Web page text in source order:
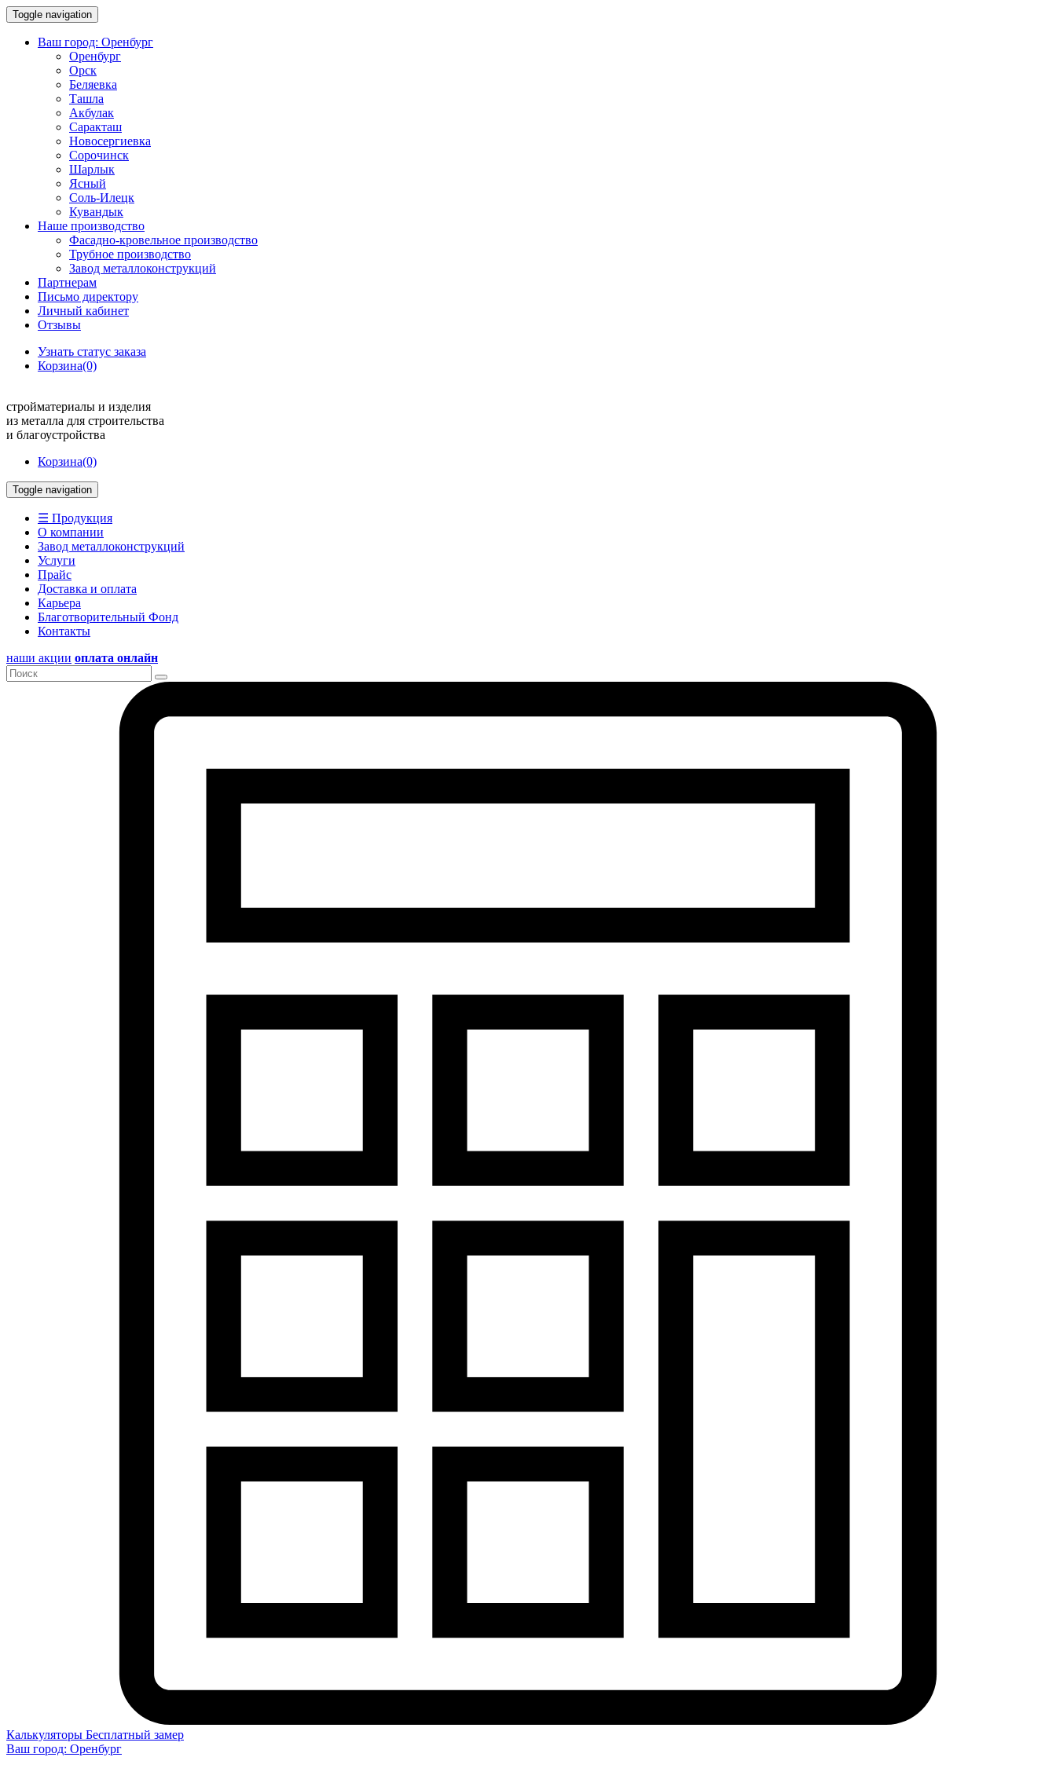
Toggle navigation
Ваш город: Оренбург
Оренбург
Орск
Беляевка
Ташла
Акбулак
Саракташ
Новосергиевка
Сорочинск
Шарлык
Ясный
Соль-Илецк
Кувандык
Наше производство
Фасадно-кровельное производство
Трубное производство
Завод металлоконструкций
Партнерам
Письмо директору
Личный кабинет
Отзывы
Узнать статус заказа
Корзина(0)
стройматериалы и изделия
из металла для строительства
и благоустройства
Корзина(0)
Toggle navigation
☰ Продукция
О компании
Завод металлоконструкций
Услуги
Прайс
Доставка и оплата
Карьера
Благотворительный Фонд
Контакты
наши акции оплата онлайн
Калькуляторы Бесплатный замер
Ваш город: Оренбург